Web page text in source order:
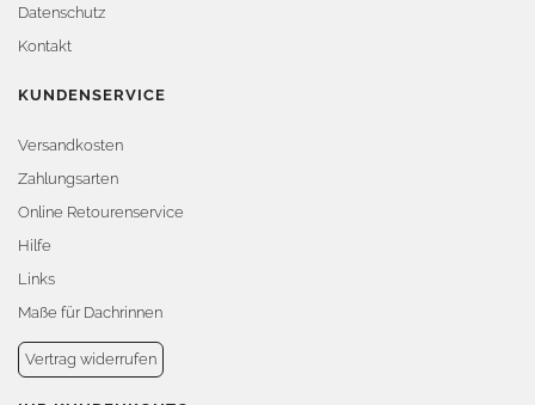
Datenschutz
Kontakt
KUNDENSERVICE
Versandkosten
Zahlungsarten
Online Retourenservice
Hilfe
Links
Maße für Dachrinnen
Vertrag widerrufen